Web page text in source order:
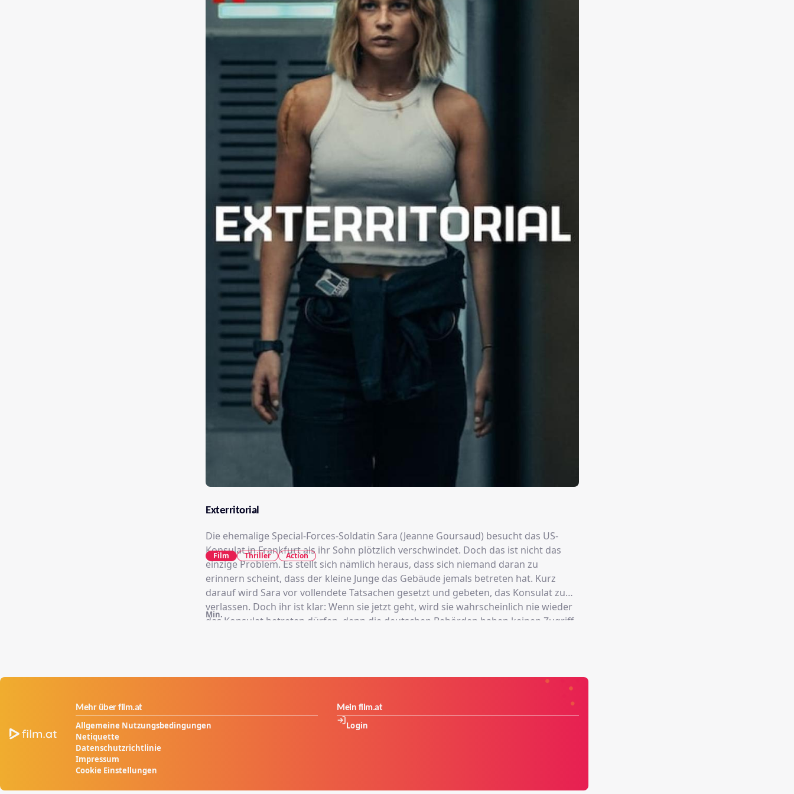
Exterritorial
Die ehemalige Special-Forces-Soldatin Sara (Jeanne Goursaud) besucht das US-
Konsulat in Frankfurt als ihr Sohn plötzlich verschwindet. Doch das ist nicht das
einzige Problem. Es stellt sich nämlich heraus, dass sich niemand daran zu
erinnern scheint, dass der kleine Junge das Gebäude jemals betreten hat. Kurz
darauf wird Sara vor vollendete Tatsachen gesetzt und gebeten, das Konsulat zu
verlassen. Doch ihr ist klar: Wenn sie jetzt geht, wird sie wahrscheinlich nie wieder
das Konsulat betreten dürfen, denn die deutschen Behörden haben keinen Zugriff
Min.
Film Thriller Action
Mehr über film.at
Allgemeine Nutzungsbedingungen
Netiquette
Datenschutzrichtlinie
Impressum
Cookie Einstellungen
Mein film.at
Login